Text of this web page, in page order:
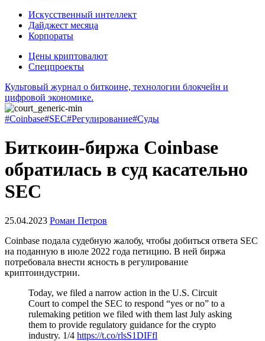
Искусственный интеллект
Дайджест месяца
Корпораты
Цены криптовалют
Спецпроекты
Культовый журнал о биткоине, технологии блокчейн и
цифровой экономике.
#Coinbase#SEC#Регулирование#Суды
Биткоин-биржа Coinbase
обратилась в суд касательно
SEC
25.04.2023 Роман Петров
Coinbase подала судебную жалобу, чтобы добиться ответа SEC
на поданную в июле 2022 года петицию. В ней биржа
потребовала внести ясность в регулирование
криптоиндустрии.
Today, we filed a narrow action in the U.S. Circuit
Court to compel the SEC to respond “yes or no” to a
rulemaking petition we filed with them last July asking
them to provide regulatory guidance for the crypto
industry. 1/4 https://t.co/rlsS1DIFfl